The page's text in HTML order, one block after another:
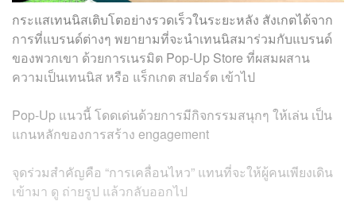
กระแสเทนนิสเติบโตอย่างรวดเร็วในระยะหลัง สังเกตได้จาก
การที่แบรนด์ต่างๆ พยายามที่จะนำเทนนิสมาร่วมกับแบรนด์
ของพวกเขา ด้วยการเนรมิต Pop-Up Store ที่ผสมผสาน
ความเป็นเทนนิส หรือ แร็กเกต สปอร์ต เข้าไป
Pop-Up แนวนี้ โดดเด่นด้วยการมีกิจกรรมสนุกๆ ให้เล่น เป็น
แกนหลักของการสร้าง engagement
จุดร่วมสำคัญคือ “การเคลื่อนไหว” แทนที่จะให้ผู้คนเพียงเดิน
เข้ามา ดู ถ่ายรูป แล้วกลับออกไป